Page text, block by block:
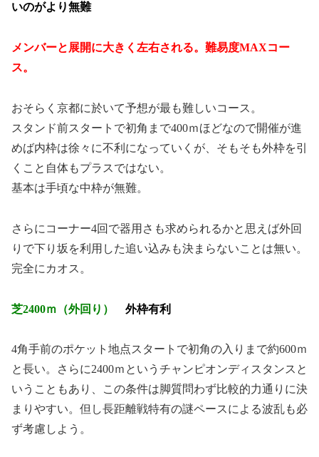
いのがより無難
メンバーと展開に大きく左右される。難易度MAXコー
ス。
おそらく京都に於いて予想が最も難しいコース。
スタンド前スタートで初角まで400ｍほどなので開催が進
めば内枠は徐々に不利になっていくが、そもそも外枠を引
くこと自体もプラスではない。
基本は手頃な中枠が無難。
さらにコーナー4回で器用さも求められるかと思えば外回
りで下り坂を利用した追い込みも決まらないことは無い。
完全にカオス。
芝2400ｍ（外回り） 外枠有利
4角手前のポケット地点スタートで初角の入りまで約600ｍ
と長い。さらに2400ｍというチャンピオンディスタンスと
いうこともあり、この条件は脚質問わず比較的力通りに決
まりやすい。但し長距離戦特有の謎ペースによる波乱も必
ず考慮しよう。